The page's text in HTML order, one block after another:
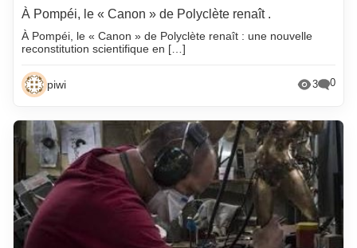
À Pompéi, le « Canon » de Polyclète renaît .
À Pompéi, le « Canon » de Polyclète renaît : une nouvelle
reconstitution scientifique en […]
piwi 3 0